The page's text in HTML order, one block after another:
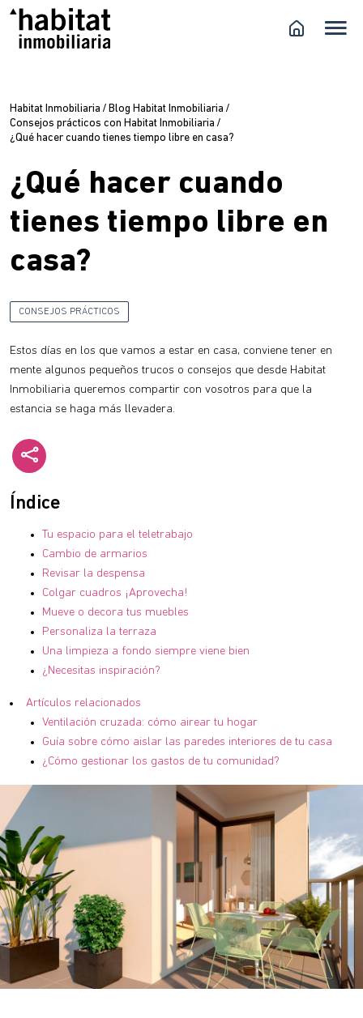
Habitat Inmobiliaria / Blog Habitat Inmobiliaria /
Consejos prácticos con Habitat Inmobiliaria /
¿Qué hacer cuando tienes tiempo libre en casa?
¿Qué hacer cuando
tienes tiempo libre en
casa?
CONSEJOS PRÁCTICOS
Estos días en los que vamos a estar en casa, conviene tener en
mente algunos pequeños trucos o consejos que desde Habitat
Inmobiliaria queremos compartir con vosotros para que la
estancia se haga más llevadera.
Índice
Tu espacio para el teletrabajo
Cambio de armarios
Revisar la despensa
Colgar cuadros ¡Aprovecha!
Mueve o decora tus muebles
Personaliza la terraza
Una limpieza a fondo siempre viene bien
¿Necesitas inspiración?
Artículos relacionados
Ventilación cruzada: cómo airear tu hogar
Guía sobre cómo aislar las paredes interiores de tu casa
¿Cómo gestionar los gastos de tu comunidad?